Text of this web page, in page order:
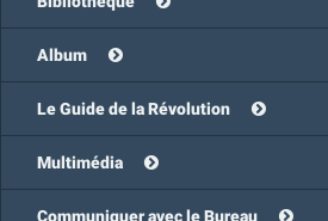
Album
Le Guide de la Révolution
Multimédia
Communiquer avec le Bureau